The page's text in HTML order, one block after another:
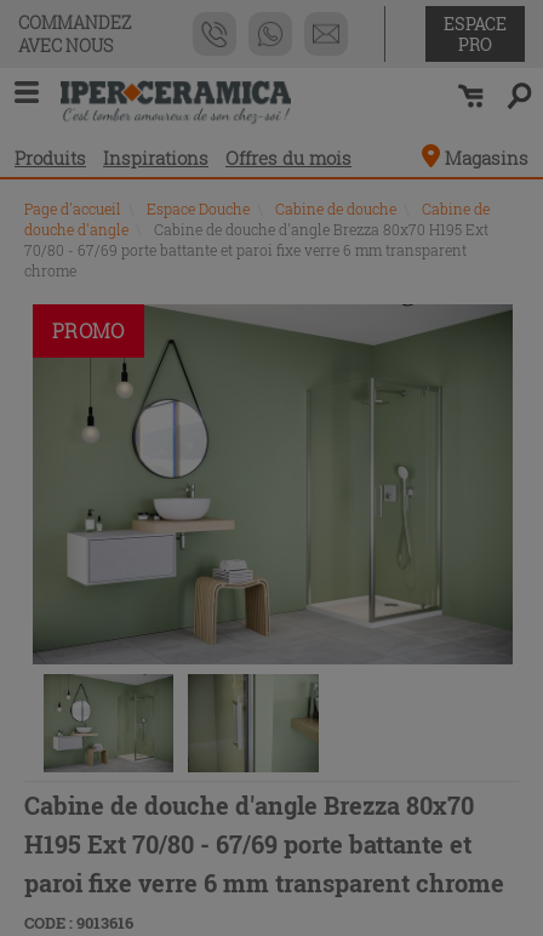
COMMANDEZ
AVEC NOUS
ESPACE
PRO
Produits Inspirations Offres du mois Magasins
Page d'accueil Espace Douche Cabine de douche
Cabine de
douche d'angle
Cabine de douche d'angle Brezza 80x70 H195 Ext
70/80 - 67/69 porte battante et paroi fixe verre 6 mm transparent
chrome
PROMO
Cabine de douche d'angle Brezza 80x70
H195 Ext 70/80 - 67/69 porte battante et
paroi fixe verre 6 mm transparent chrome
CODE : 9013616